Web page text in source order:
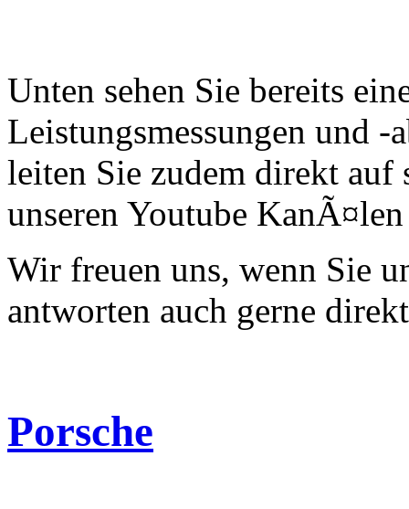
Unten sehen Sie bereits
Leistungsmessungen und -
leiten Sie zudem direkt auf
unseren Youtube
Wir freuen uns, wenn Sie
antworten auch gerne
Porsche